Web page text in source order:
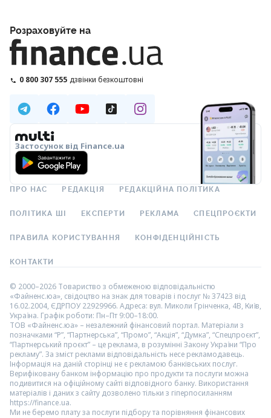
Розраховуйте на
0 800 307 555 дзвінки безкоштовні
Застосунок від Finance.ua
ПРО НАС РЕДАКЦІЯ РЕДАКЦІЙНА ПОЛІТИКА
ПОЛІТИКА ШІ ЕКСПЕРТИ РЕКЛАМА СПЕЦПРОЄКТИ
ПРАВИЛА КОРИСТУВАННЯ КОНФІДЕНЦІЙНІСТЬ
КОНТАКТИ
© 2000–2026 Товариство з обмеженою відповідальністю
«Файненс.юа», свідоцтво на знак для товарів і послуг № 37423 від
16.02.2004, ЄДРПОУ 22929966. Адреса: вул. Миколи Грінченка, 4В, Київ,
Україна. Графік роботи: Пн–Пт 9:00–18:00.
ТОВ «Файненс.юа» – незалежний фінансовий портал. Матеріали з
позначками “Р”, “Партнерська”, “Промо”, “Акція”, “Думка”, “Спецпроєкт”,
“Партнерський проєкт” – це реклама, в розумінні Закону України “Про
рекламу”. За зміст реклами відповідальність несе рекламодавець.
Інформація на даній сторінці не є рекламою банківських послуг.
Верифіковану банком інформацію про продукти та послуги можна
подивитися на офіційному сайті відповідного банку. Використання
матеріалів і даних з сайту дозволено тільки з гіперпосиланням
https://finance.ua.
Ми не беремо плату за послуги підбору та порівняння фінансових